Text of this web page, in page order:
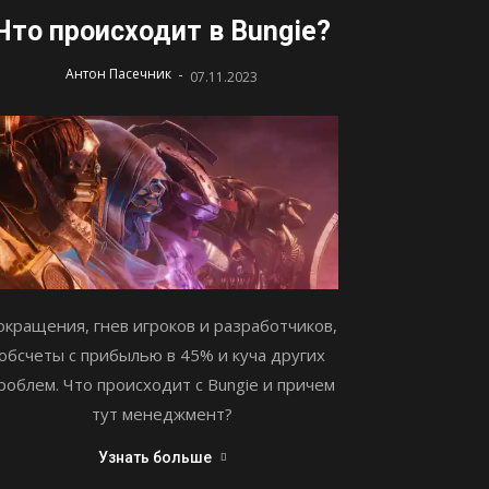
происходит в Bungie?
Антон Пасечник - 07.11.2023
гнев игроков и разработчиков,
с прибылью в 45% и куча других
Что происходит с Bungie и причем
тут менеджмент?
Узнать больше